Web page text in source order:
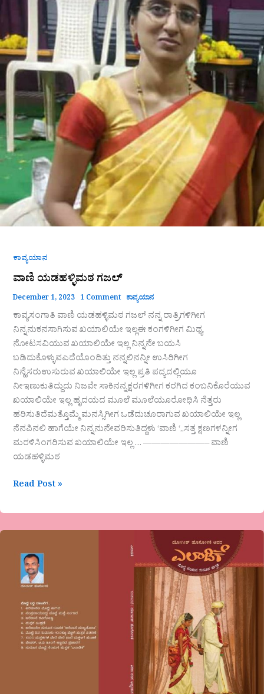
ಕಾವ್ಯಯಾನ
ವಾಣಿ ಯಡಹಳ್ಳಿಮಠ ಗಜಲ್
December 1, 2023 1 Comment ಕಾವ್ಯಯಾನ
ಕಾವ್ಯಸಂಗಾತಿ ವಾಣಿ ಯಡಹಳ್ಳಿಮಠ ಗಜಲ್ ನನ್ನ ರಾತ್ರಿಗಳಿಗೀಗ
ನಿನ್ನನುಕನಸಾಗಿಸುವ ಖಯಾಲಿಯೇ ಇಲ್ಲಈ ಕಂಗಳಿಗೀಗ ಮಿಥ್ಯ
ನೋಟಸವಿಯುವ ಖಯಾಲಿಯೇ ಇಲ್ಲ ನಿನ್ನನೇ ಬಯಸಿ
ಬಡಿದುಕೊಳ್ಳುವಎದೆಯೊಂದಿತ್ತು ನನ್ನಲಿನನ್ನೀ ಉಸಿರಿಗೀಗ
ನಿನ್ಹೆಸರುಉಸುರುವ ಖಯಾಲಿಯೇ ಇಲ್ಲ ಪ್ರತಿ ಪದ್ಯದಲ್ಲಿಯೂ
ನೀಇಣುಕುತಿದ್ದುದು ನಿಜವೇ ಸಾಕಿನನ್ನಕ್ಷರಗಳಿಗೀಗ ಕರಗಿದ ಕಂಬನಿಕೊರೆಯುವ
ಖಯಾಲಿಯೇ ಇಲ್ಲ ಹೃದಯದ ಮೂಲೆ ಮೂಲೆಯೂರೋಧಿಸಿ ನೆತ್ತರು
ಹರಿಸುತಿದೆಮತ್ತೊಮ್ಮೆ ಮನಸ್ಸಿಗೀಗ ಒಡೆದುಚೂರಾಗುವ ಖಯಾಲಿಯೇ ಇಲ್ಲ
ನೆನಪಿನಲಿ ಹಾಗೆಯೇ ನಿನ್ನನುನೇವರಿಸುತಿದ್ದಳು ‘ವಾಣಿ ‘,,ಸತ್ತ ಕ್ಷಣಗಳನ್ನೀಗ
ಮರಳಿಸಿಂಗರಿಸುವ ಖಯಾಲಿಯೇ ಇಲ್ಲ … ———————– ವಾಣಿ
ಯಡಹಳ್ಳಿಮಠ
Read Post »
ಹೊಸೋಳಿಕೆರವರ
ಕೃತಿ
“ಎಲಾಡಿಕೆ
ಅವಲೋಕನ
ವಿಮಲಾರುಣ
ಪಡ್ಡoಬೈಲ್